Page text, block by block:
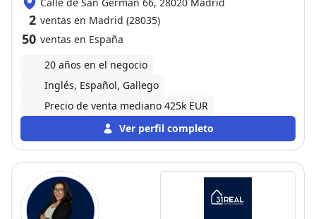
2 ventas en Madrid (28035)
50 ventas en España
20 años en el negocio
Inglés, Español, Gallego
Precio de venta mediano 425k EUR
Ver perfil completo